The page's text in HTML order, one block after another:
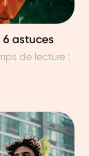
astuces
de lecture :